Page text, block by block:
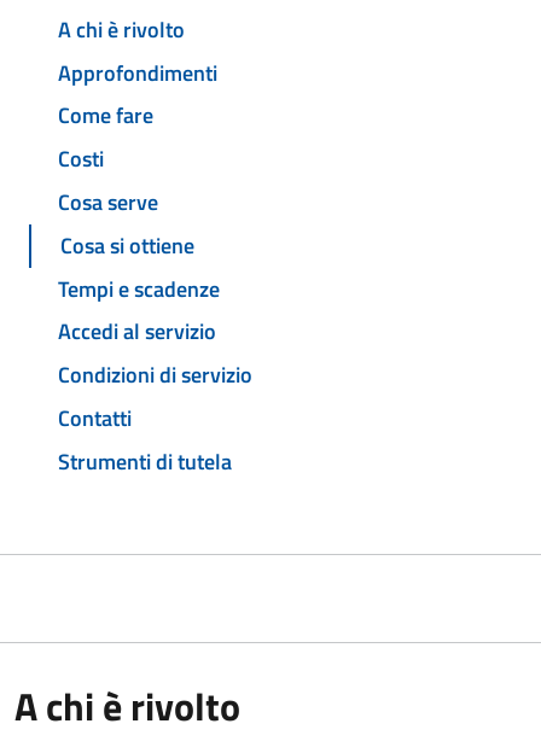
A chi è rivolto
Approfondimenti
Come fare
Costi
Cosa serve
Cosa si ottiene
Tempi e scadenze
Accedi al servizio
Condizioni di servizio
Contatti
Strumenti di tutela
A chi è rivolto